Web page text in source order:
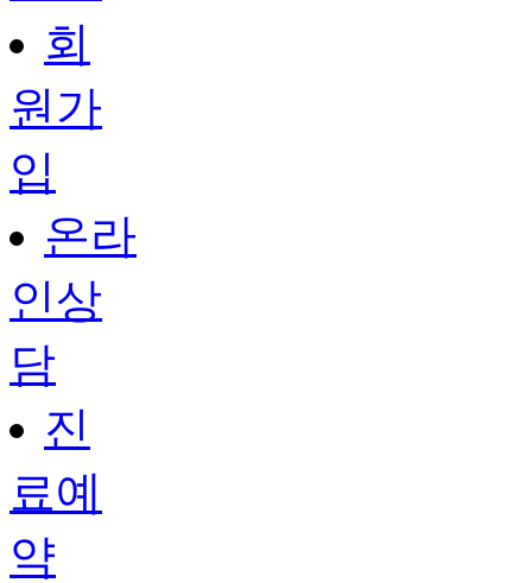
회
원가
입
온라
인상
담
진
료예
약